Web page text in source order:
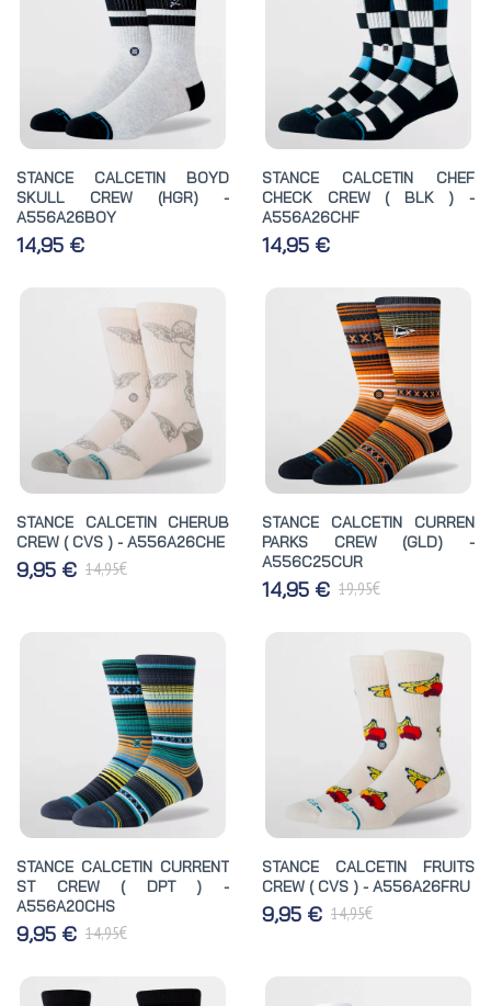
STANCE CALCETIN BOYD
SKULL CREW (HGR) -
A556A26BOY
14,95 €
STANCE CALCETIN CHEF
CHECK CREW ( BLK ) -
A556A26CHF
14,95 €
STANCE CALCETIN CHERUB
CREW ( CVS ) - A556A26CHE
9,95 € 14,95€
STANCE CALCETIN CURREN
PARKS CREW (GLD) -
A556C25CUR
14,95 € 19,95€
STANCE CALCETIN CURRENT
ST CREW ( DPT ) -
A556A20CHS
9,95 € 14,95€
STANCE CALCETIN FRUITS
CREW ( CVS ) - A556A26FRU
9,95 € 14,95€